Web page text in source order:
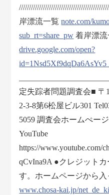
岸漂流一覧note.com/
sub_rt=share_pw 着岸漂
drive.google.com/open?
定失踪者問題調査会■ 〒
2-3-8第6松屋ビル301
5059 調査会ホームぺー
YouTube
https://www.youtube.com/
qCvIna9A ●クレジット
す。ホームページから入
www.chosa-kai.jp/